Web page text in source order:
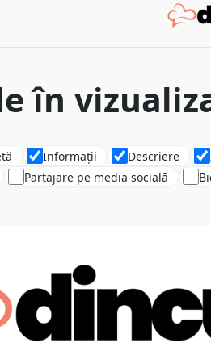
în
Informații Descriere
Partajare pe media socială